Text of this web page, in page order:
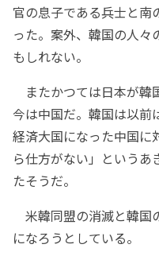
官の息子である兵士と南
った。案外、韓国の人
もしれない。
またかつては日本が韓
今は中国だ。韓国は以前
経済大国になった中国に
ら仕方がない」というあ
たそうだ。
米韓同盟の消滅と韓国
になろうとしている。